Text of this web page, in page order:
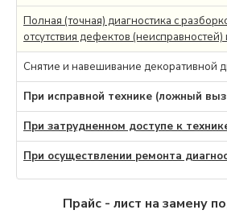
Полная (точная) диагностика с
отсутствия дефектов
Снятие и навешивание декоративной
При исправной технике (ложный
При затрудненном доступе к
При осуществлении ремонта
Прайс - лист на замену